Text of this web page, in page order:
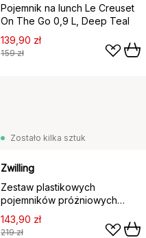
Pojemnik na lunch Le Creuset
On The Go 0,9 L, Deep Teal
139,90 zł
159 zł
Zostało kilka sztuk
Zwilling
Zestaw plastikowych
pojemników próżniowych
Zwilling, 3 szt.
143,90 zł
219 zł